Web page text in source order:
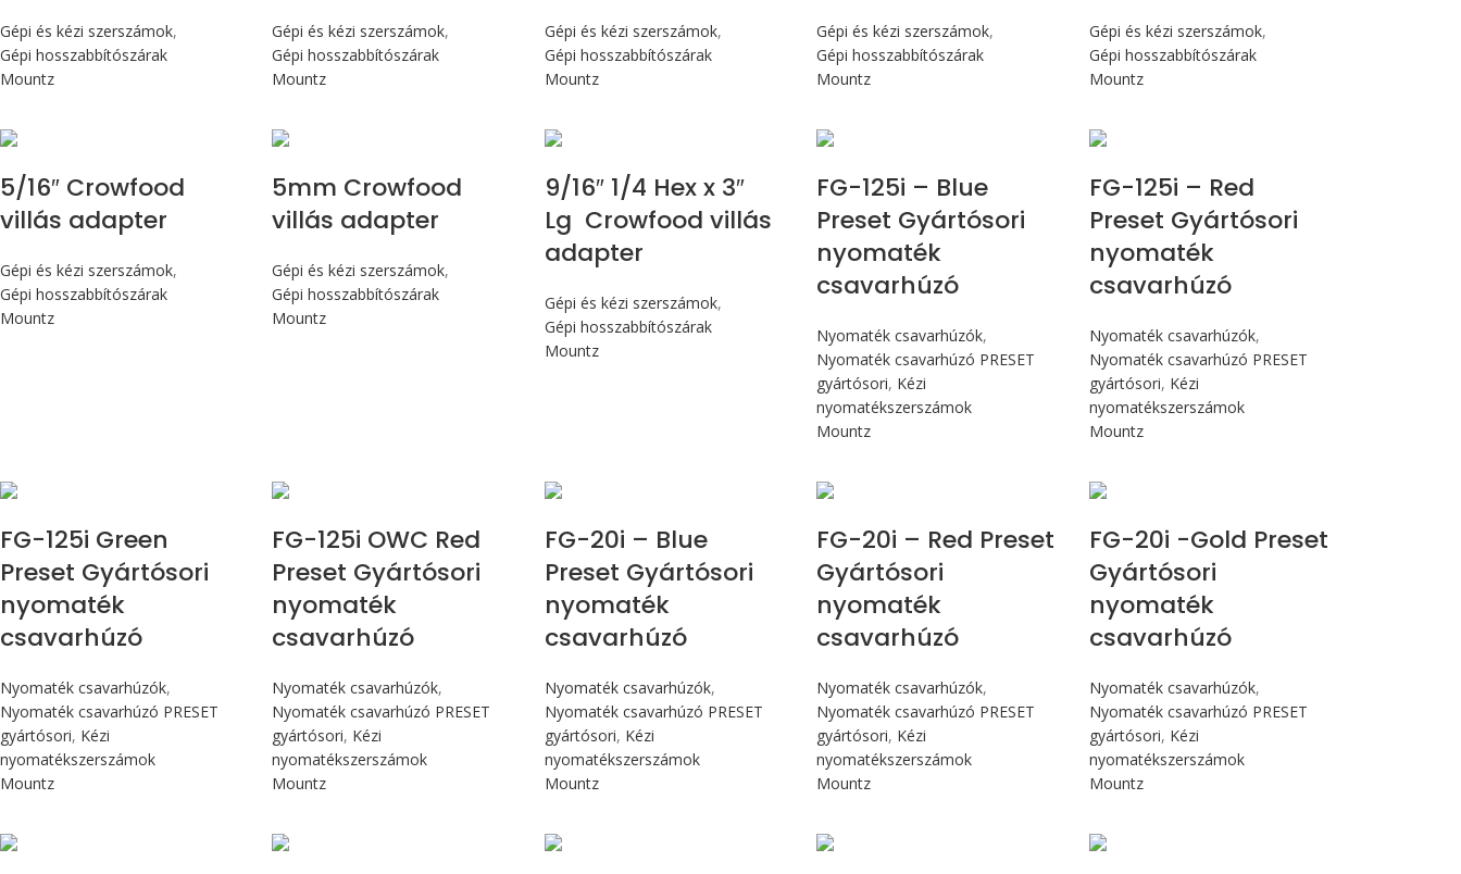
Gépi és kézi szerszámok,
Gépi hosszabbítószárak
Mountz
Gépi és kézi szerszámok,
Gépi hosszabbítószárak
Mountz
Gépi és kézi szerszámok,
Gépi hosszabbítószárak
Mountz
Gépi és kézi szerszámok,
Gépi hosszabbítószárak
Mountz
Gépi és kézi szerszámok,
Gépi hosszabbítószárak
Mountz
5/16″ Crowfood
villás adapter
Gépi és kézi szerszámok,
Gépi hosszabbítószárak
Mountz
5mm Crowfood
villás adapter
Gépi és kézi szerszámok,
Gépi hosszabbítószárak
Mountz
9/16″ 1/4 Hex x 3″
Lg Crowfood villás
adapter
Gépi és kézi szerszámok,
Gépi hosszabbítószárak
Mountz
FG-125i – Blue
Preset Gyártósori
nyomaték
csavarhúzó
Nyomaték csavarhúzók,
Nyomaték csavarhúzó PRESET
gyártósori, Kézi
nyomatékszerszámok
Mountz
FG-125i – Red
Preset Gyártósori
nyomaték
csavarhúzó
Nyomaték csavarhúzók,
Nyomaték csavarhúzó PRESET
gyártósori, Kézi
nyomatékszerszámok
Mountz
FG-125i Green
Preset Gyártósori
nyomaték
csavarhúzó
Nyomaték csavarhúzók,
Nyomaték csavarhúzó PRESET
gyártósori, Kézi
nyomatékszerszámok
Mountz
FG-125i OWC Red
Preset Gyártósori
nyomaték
csavarhúzó
Nyomaték csavarhúzók,
Nyomaték csavarhúzó PRESET
gyártósori, Kézi
nyomatékszerszámok
Mountz
FG-20i – Blue
Preset Gyártósori
nyomaték
csavarhúzó
Nyomaték csavarhúzók,
Nyomaték csavarhúzó PRESET
gyártósori, Kézi
nyomatékszerszámok
Mountz
FG-20i – Red Preset
Gyártósori
nyomaték
csavarhúzó
Nyomaték csavarhúzók,
Nyomaték csavarhúzó PRESET
gyártósori, Kézi
nyomatékszerszámok
Mountz
FG-20i -Gold Preset
Gyártósori
nyomaték
csavarhúzó
Nyomaték csavarhúzók,
Nyomaték csavarhúzó PRESET
gyártósori, Kézi
nyomatékszerszámok
Mountz